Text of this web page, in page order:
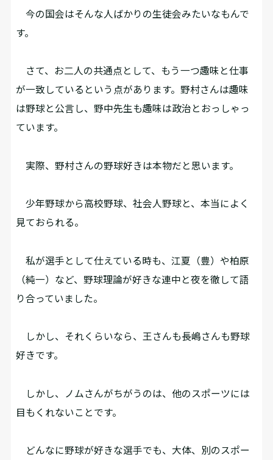
今の国会はそんな人ばかりの生徒会みたいなもんで
す。
さて、お二人の共通点として、もう一つ趣味と仕事
が一致しているという点があります。野村さんは趣味
は野球と公言し、野中先生も趣味は政治とおっしゃっ
ています。
実際、野村さんの野球好きは本物だと思います。
少年野球から高校野球、社会人野球と、本当によく
見ておられる。
私が選手として仕えている時も、江夏（豊）や柏原
（純一）など、野球理論が好きな連中と夜を徹して語
り合っていました。
しかし、それくらいなら、王さんも長嶋さんも野球
好きです。
しかし、ノムさんがちがうのは、他のスポーツには
目もくれないことです。
どんなに野球が好きな選手でも、大体、別のスポー